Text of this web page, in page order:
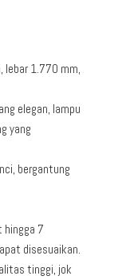
lebar 1.770 mm,
elegan, lampu
yang
bergantung
hingga 7
disesuaikan.
tinggi, jok